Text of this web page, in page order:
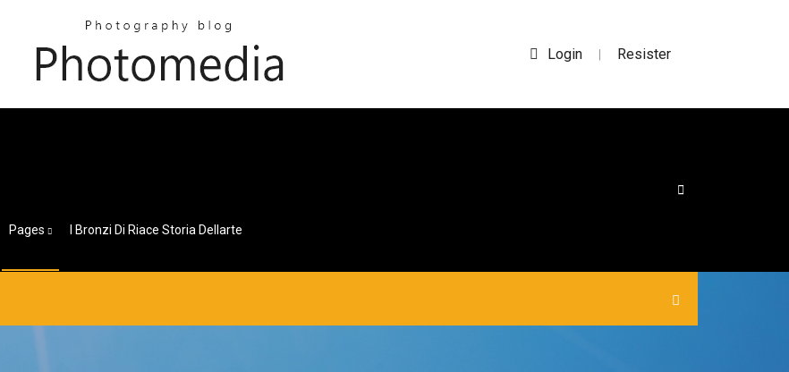
Login | Resister
Pages I Bronzi Di Riace Storia Dellarte